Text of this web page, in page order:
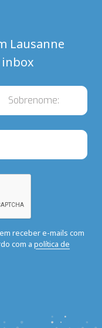
Lausanne
receber e-mails com
com a política de